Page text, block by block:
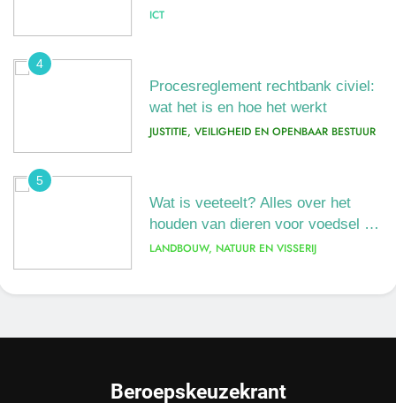
ICT
4
Procesreglement rechtbank civiel:
wat het is en hoe het werkt
JUSTITIE, VEILIGHEID EN OPENBAAR BESTUUR
5
Wat is veeteelt? Alles over het
houden van dieren voor voedsel en
meer
LANDBOUW, NATUUR EN VISSERIJ
6
weten over het populairste
Beroepskeuzekrant